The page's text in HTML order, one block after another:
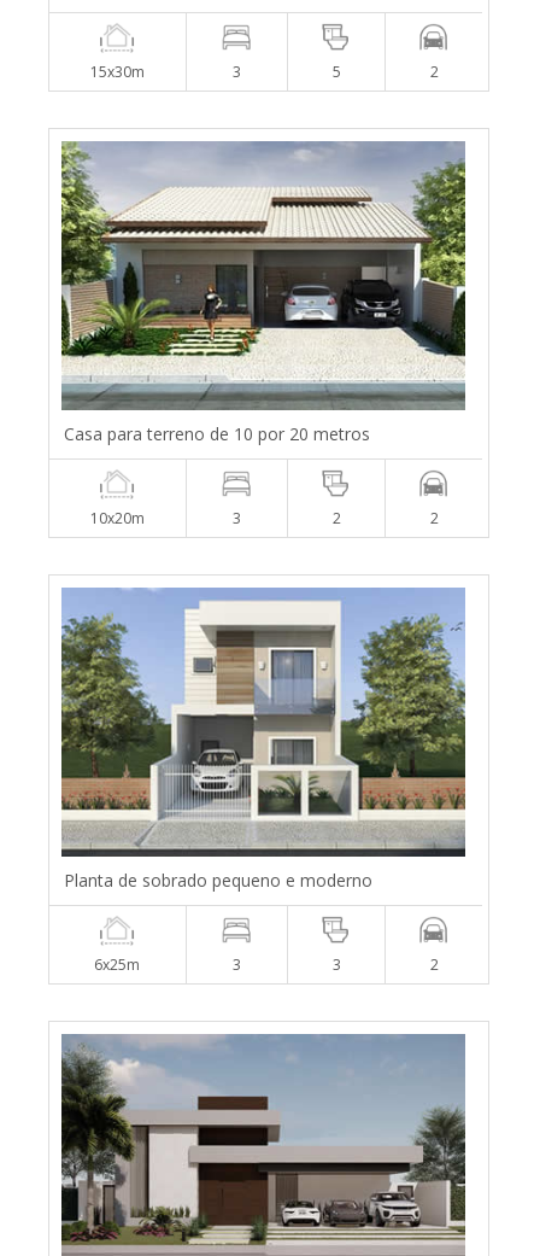
15x30m 3 5 2
Casa para terreno de 10 por 20 metros
10x20m 3 2 2
Planta de sobrado pequeno e moderno
6x25m 3 3 2